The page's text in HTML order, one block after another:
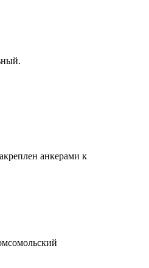
анкерами к